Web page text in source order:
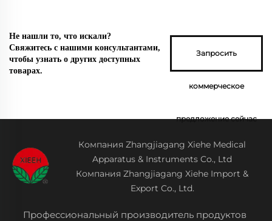
Не нашли то, что искали?
Свяжитесь с нашими консультантами,
чтобы узнать о других доступных
товарах.
Запросить
коммерческое
предложение сейчас
Компания Zhangjiagang Xiehe Medical
Apparatus & Instruments Co., Ltd
Компания Zhangjiagang Xiehe Import &
Export Co., Ltd.
Профессиональный производитель продуктов